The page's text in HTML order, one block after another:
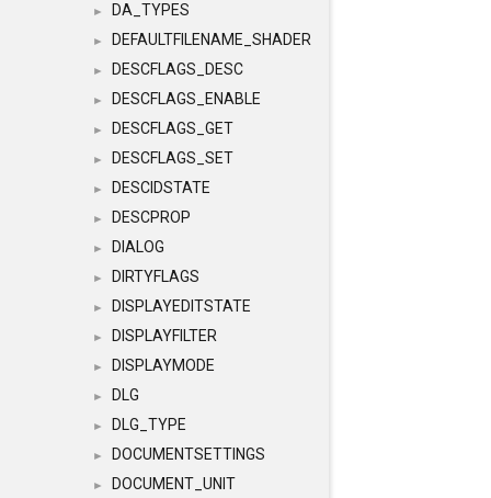
► DA_TYPES
► DEFAULTFILENAME_SHADER
► DESCFLAGS_DESC
► DESCFLAGS_ENABLE
► DESCFLAGS_GET
► DESCFLAGS_SET
► DESCIDSTATE
► DESCPROP
► DIALOG
► DIRTYFLAGS
► DISPLAYEDITSTATE
► DISPLAYFILTER
► DISPLAYMODE
► DLG
► DLG_TYPE
► DOCUMENTSETTINGS
► DOCUMENT_UNIT